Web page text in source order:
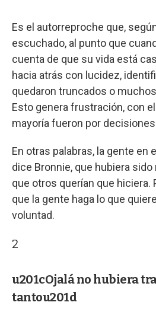
Es el autorreproche que,
escuchado, al punto que
cuenta de que su vida está
hacia atrás con lucidez,
quedaron truncados o
Esto genera frustración, con
mayoría fueron por
En otras palabras, la gente en
dice Bronnie, que hubiera
que otros querían que hiciera.
que la gente haga lo que
voluntad.
2
u201cOjalá no hubiera
tantou201d